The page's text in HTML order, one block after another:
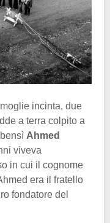
incinta, due
a terra colpito a
Ahmed
viveva
in cui il cognome
era il fratello
fondatore del